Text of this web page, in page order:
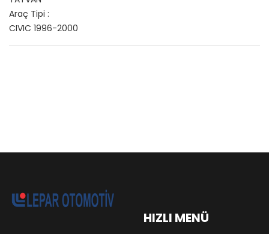
Araç Tipi :
CIVIC 1996-2000
HIZLI MENÜ